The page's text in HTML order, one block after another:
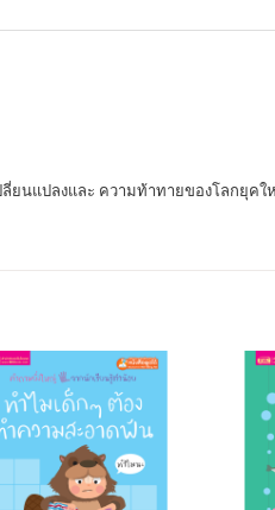
นแปลงและ ความท้าทายของโลกยุคใ